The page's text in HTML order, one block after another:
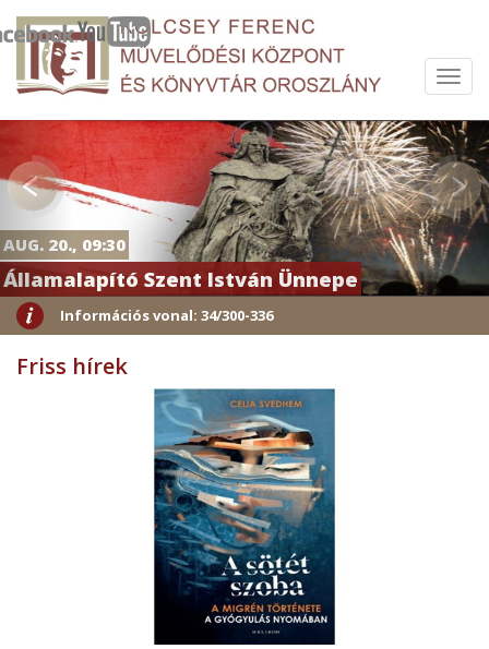
Menü
AUG. 20., 09:30
Államalapító Szent István Ünnepe
Previous
Információs vonal: 34/300-336
Friss hírek